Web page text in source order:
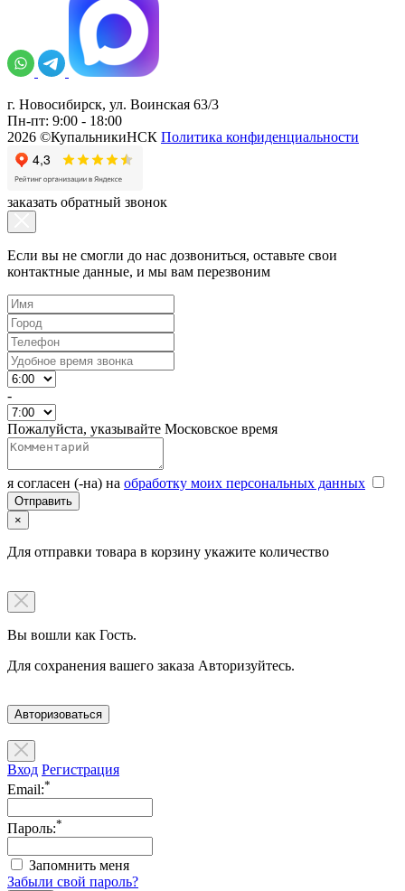
г. Новосибирск, ул. Воинская 63/3
Пн-пт: 9:00 - 18:00
2026 ©КупальникиНСК Политика конфиденциальности
заказать обратный звонок
Если вы не смогли до нас дозвониться, оставьте свои
контактные данные, и мы вам перезвоним
-
Пожалуйста, указывайте Московское время
я согласен (-на) на обработку моих персональных данных
×
Для отправки товара в корзину укажите количество
Вы вошли как Гость.
Для сохранения вашего заказа Авторизуйтесь.
Авторизоваться
Вход Регистрация
Email:*
Пароль:*
Запомнить меня
Забыли свой пароль?